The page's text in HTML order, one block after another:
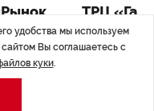
ТРЦ
удобства мы используем
Вы соглашаетесь с
куки.